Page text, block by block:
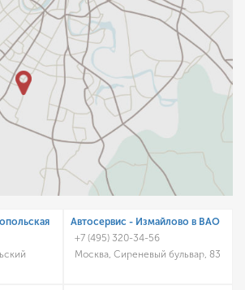
Автосервис - Измайлово в ВАО
+7 (495) 320-34-56
Москва, Сиреневый бульвар, 83